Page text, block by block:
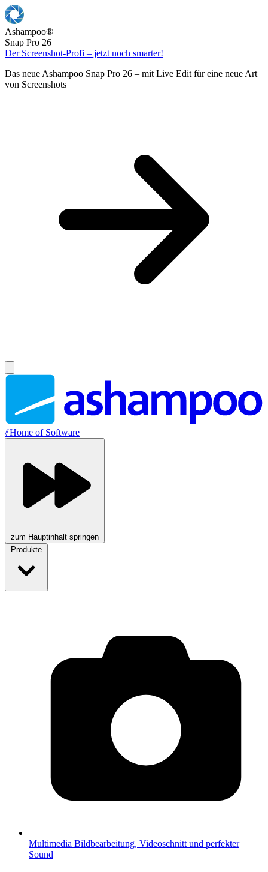
Ashampoo®
Snap Pro 26
Der Screenshot-Profi – jetzt noch smarter!
Das neue Ashampoo Snap Pro 26 – mit Live Edit für eine neue Art
von Screenshots
//Home of Software
zum Hauptinhalt springen
Produkte
Multimedia Bildbearbeitung, Videoschnitt und perfekter
Sound